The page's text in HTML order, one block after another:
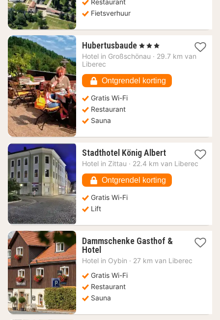
Restaurant
Fietsverhuur
Hubertusbaude 1
nacht
€
, 3 Sterren
Hotel in Großschönau · 29.7 km van
Liberec
Ontgrendel korting
Gratis Wi-Fi
Restaurant
Sauna
Stadthotel König Albert1
nacht
90
€
Hotel in Zittau · 22.4 km van Liberec
Ontgrendel korting
Gratis Wi-Fi
Lift
Dammschenke Gasthof &
Hotel1
nacht
vanaf
103,64
€
Hotel in Oybin · 27 km van Liberec
Gratis Wi-Fi
Restaurant
Sauna